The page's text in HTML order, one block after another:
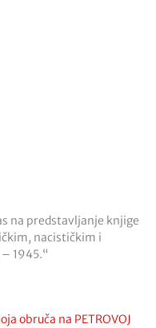
na predstavljanje knjige
nacističkim i
1945.“
obruča na PETROVOJ